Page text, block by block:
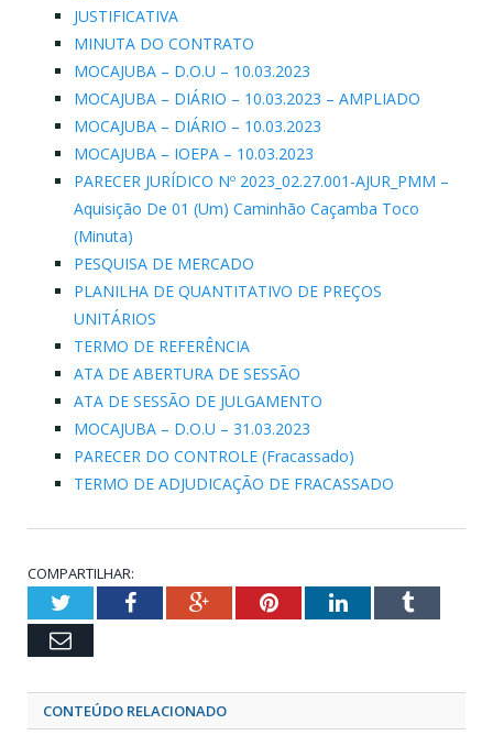
JUSTIFICATIVA
MINUTA DO CONTRATO
MOCAJUBA – D.O.U – 10.03.2023
MOCAJUBA – DIÁRIO – 10.03.2023 – AMPLIADO
MOCAJUBA – DIÁRIO – 10.03.2023
MOCAJUBA – IOEPA – 10.03.2023
PARECER JURÍDICO Nº 2023_02.27.001-AJUR_PMM –
Aquisição De 01 (Um) Caminhão Caçamba Toco
(Minuta)
PESQUISA DE MERCADO
PLANILHA DE QUANTITATIVO DE PREÇOS
UNITÁRIOS
TERMO DE REFERÊNCIA
ATA DE ABERTURA DE SESSÃO
ATA DE SESSÃO DE JULGAMENTO
MOCAJUBA – D.O.U – 31.03.2023
PARECER DO CONTROLE (Fracassado)
TERMO DE ADJUDICAÇÃO DE FRACASSADO
COMPARTILHAR:
TwitterFacebookGoogle+PinterestLinkedInTumblr
Email
CONTEÚDO RELACIONADO